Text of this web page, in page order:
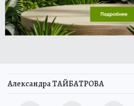
Александра ТАЙБАТРОВА